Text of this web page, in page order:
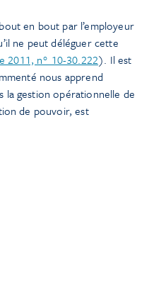
en bout par l’employeur
ne peut déléguer cette
2011, n° 10-30.222). Il est
nous apprend
la gestion opérationnelle de
de pouvoir, est